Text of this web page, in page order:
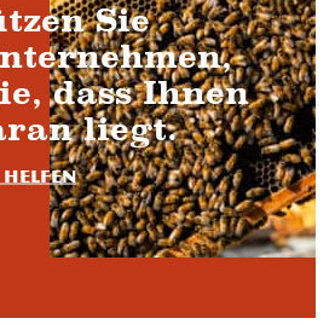
Sie
dass Ihnen
liegt.
helfen